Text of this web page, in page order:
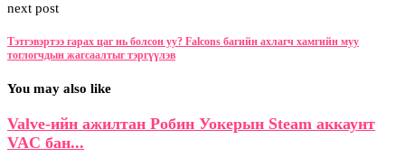
next post
Тэтгэвэртээ гарах цаг нь болсон уу? Falcons багийн ахлагч хамгийн муу
тоглогчдын жагсаалтыг тэргүүлэв
You may also like
Valve-ийн ажилтан Робин Уокерын Steam аккаунт
VAC бан...